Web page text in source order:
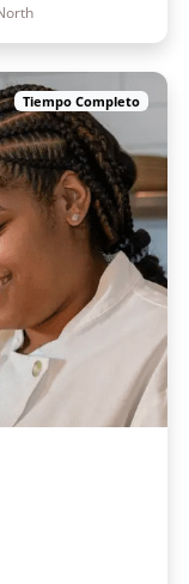
Tiempo Completo